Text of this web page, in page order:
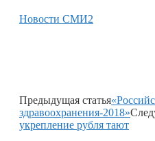
Новости СМИ2
Предыдущая статья
здравоохранения-2018»
укрепление рубля тают